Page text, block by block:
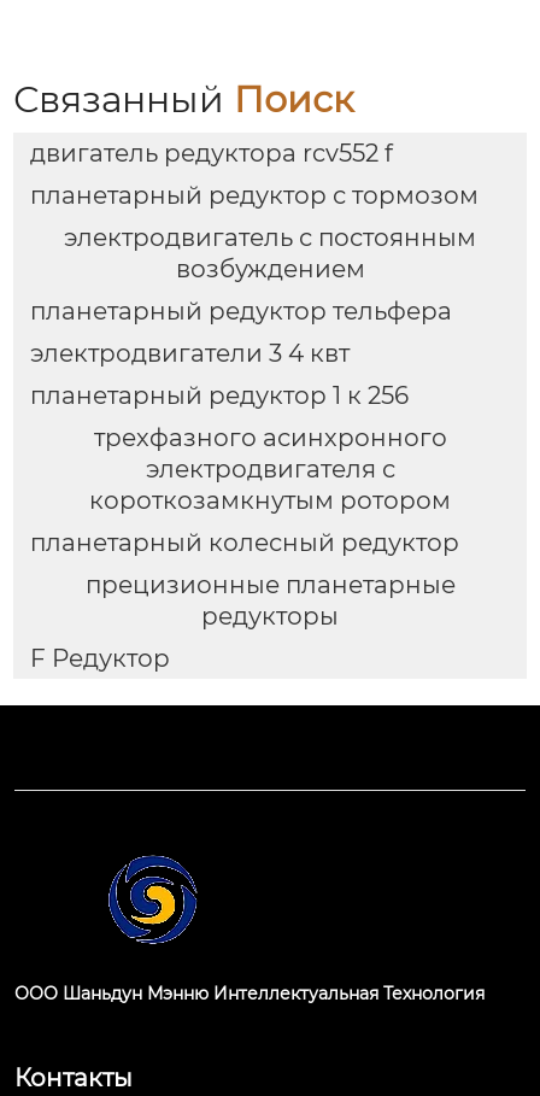
Связанный Поиск
двигатель редуктора rcv552 f
планетарный редуктор с тормозом
электродвигатель с постоянным
возбуждением
планетарный редуктор тельфера
электродвигатели 3 4 квт
планетарный редуктор 1 к 256
трехфазного асинхронного
электродвигателя с
короткозамкнутым ротором
планетарный колесный редуктор
прецизионные планетарные
редукторы
F Редуктор
ООО Шаньдун Мэнню Интеллектуальная Технология
Контакты